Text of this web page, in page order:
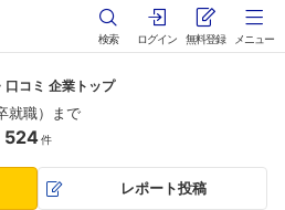
検索 ログイン 無料登録 メニュー
口コミ 企業トップ
就職）まで
524件
レポート投稿